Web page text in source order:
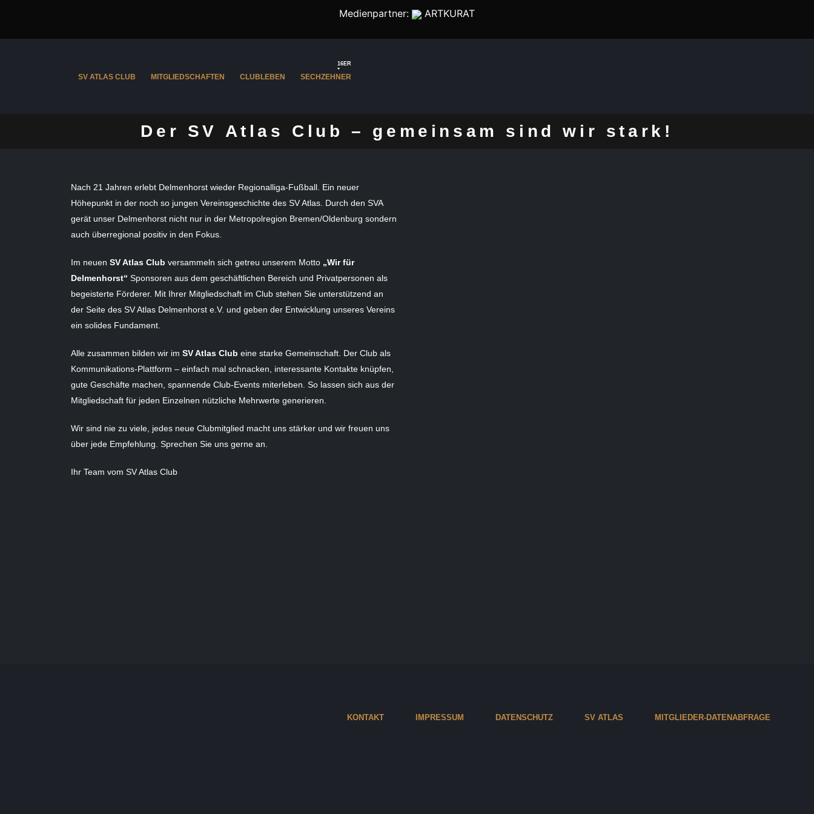
Medienpartner: ARTKURAT
SV ATLAS CLUB MITGLIEDSCHAFTEN CLUBLEBEN SECHZEHNER
16ER
Der SV Atlas Club – gemeinsam sind wir stark!
Nach 21 Jahren erlebt Delmenhorst wieder Regionalliga-Fußball. Ein neuer
Höhepunkt in der noch so jungen Vereinsgeschichte des SV Atlas. Durch den SVA
gerät unser Delmenhorst nicht nur in der Metropolregion Bremen/Oldenburg sondern
auch überregional positiv in den Fokus.
Im neuen SV Atlas Club versammeln sich getreu unserem Motto „Wir für
Delmenhorst“ Sponsoren aus dem geschäftlichen Bereich und Privatpersonen als
begeisterte Förderer. Mit Ihrer Mitgliedschaft im Club stehen Sie unterstützend an
der Seite des SV Atlas Delmenhorst e.V. und geben der Entwicklung unseres Vereins
ein solides Fundament.
Alle zusammen bilden wir im SV Atlas Club eine starke Gemeinschaft. Der Club als
Kommunikations-Plattform – einfach mal schnacken, interessante Kontakte knüpfen,
gute Geschäfte machen, spannende Club-Events miterleben. So lassen sich aus der
Mitgliedschaft für jeden Einzelnen nützliche Mehrwerte generieren.
Wir sind nie zu viele, jedes neue Clubmitglied macht uns stärker und wir freuen uns
über jede Empfehlung. Sprechen Sie uns gerne an.
Ihr Team vom SV Atlas Club
KONTAKT IMPRESSUM DATENSCHUTZ SV ATLAS MITGLIEDER-DATENABFRAGE